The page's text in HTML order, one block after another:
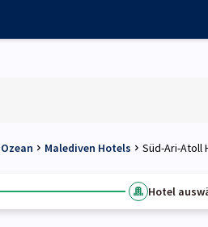
Malediven Hotels Süd-Ari-Atoll
Hotel